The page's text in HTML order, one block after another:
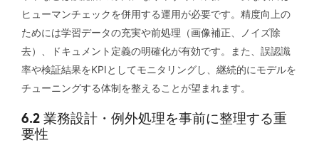
ヒューマンチェックを併用する運用が必要です。精度向上の
ためには学習データの充実や前処理（画像補正、ノイズ除
去）、ドキュメント定義の明確化が有効です。また、誤認識
率や検証結果をKPIとしてモニタリングし、継続的にモデルを
チューニングする体制を整えることが望まれます。
6.2 業務設計・例外処理を事前に整理する重
要性